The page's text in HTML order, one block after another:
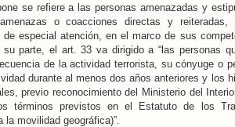
se refiere a las personas amenazadas y
o coacciones directas y reiteradas,
especial atención, en el marco de sus
parte, el art. 33 va dirigido a “las personas
de la actividad terrorista, su cónyuge o
durante al menos dos años anteriores y los
previo reconocimiento del Ministerio del
términos previstos en el Estatuto de los
movilidad geográfica)”.